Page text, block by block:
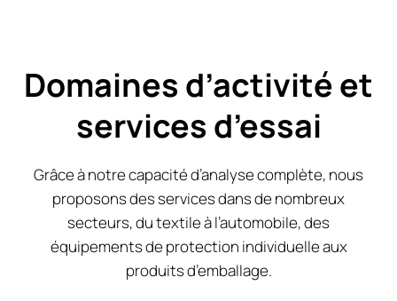
Domaines d’activité et
services d’essai
Grâce à notre capacité d’analyse complète, nous
proposons des services dans de nombreux
secteurs, du textile à l’automobile, des
équipements de protection individuelle aux
produits d’emballage.